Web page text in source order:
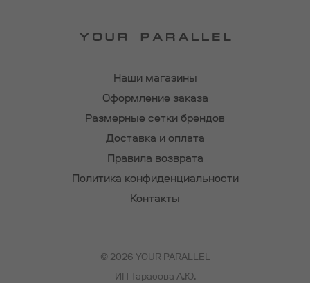
Наши магазины
Оформление заказа
Размерные сетки брендов
Доставка и оплата
Правила возврата
Политика конфиденциальности
Контакты
© 2026 YOUR PARALLEL
ИП Тарасова А.Ю.